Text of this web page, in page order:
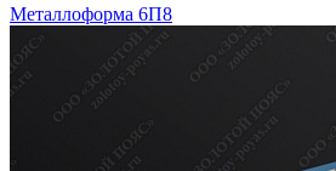
Металлоформа 6П8